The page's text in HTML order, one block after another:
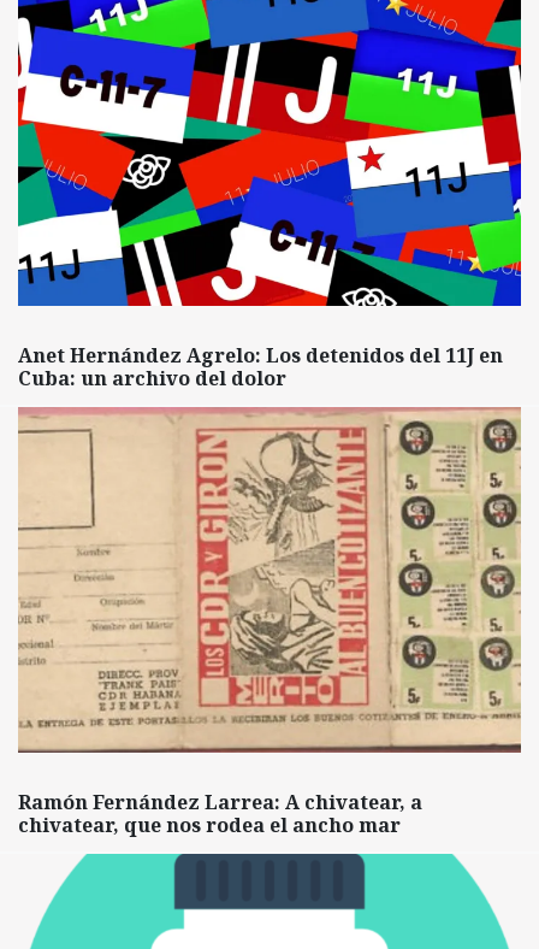
Anet Hernández Agrelo: Los detenidos del 11J en
Cuba: un archivo del dolor
Ramón Fernández Larrea: A chivatear, a
chivatear, que nos rodea el ancho mar